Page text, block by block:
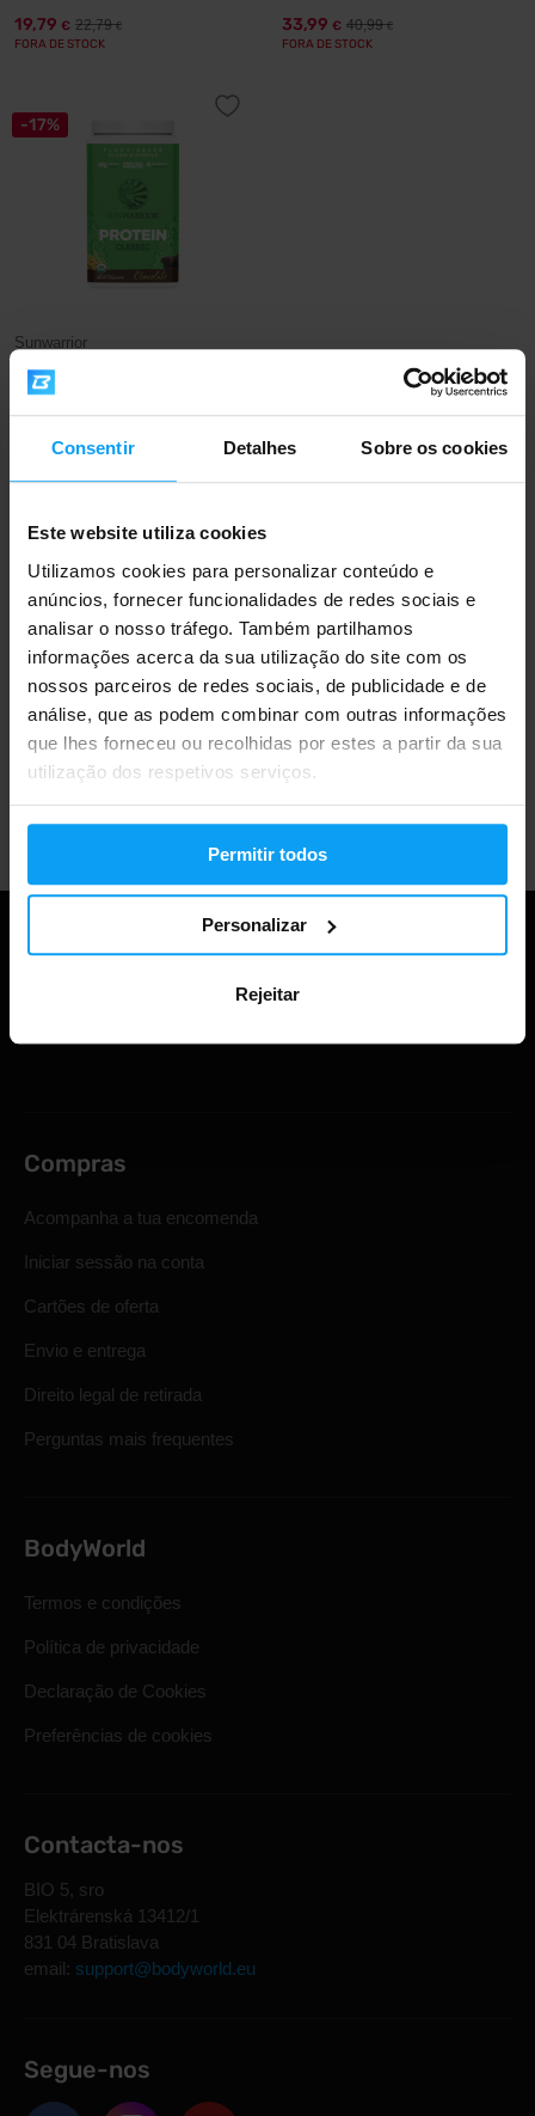
Consentir Detalhes Sobre os cookies
Este website utiliza cookies
Utilizamos cookies para personalizar conteúdo e
anúncios, fornecer funcionalidades de redes sociais e
analisar o nosso tráfego. Também partilhamos
informações acerca da sua utilização do site com os
nossos parceiros de redes sociais, de publicidade e de
análise, que as podem combinar com outras informações
que lhes forneceu ou recolhidas por estes a partir da sua
utilização dos respetivos serviços.
Permitir todos
Personalizar
Rejeitar
19,79 € 22,79€
FORA DE STOCK
33,99 € 40,99€
FORA DE STOCK
-17%
Sunwarrior
33,99€ 40,99
FORA DE STOCK
Mais de 1.000.000 de clientes
Apoio ao cliente profissional
Compras
Acompanha a tua encomenda
Iniciar sessão na conta
Cartões de oferta
Envio e entrega
Direito legal de retirada
Perguntas mais frequentes
BodyWorld
Termos e condições
Política de privacidade
Declaração de Cookies
Preferências de cookies
Contacta-nos
BIO 5, sro
Elektrárenská 13412/1
831 04 Bratislava
email: support@bodyworld.eu
Segue-nos